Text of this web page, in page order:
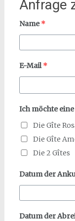
Anfrage
Name *
E-Mail *
Ich möchte
Die Gîte
Die Gîte
Die 2 Gîtes
Datum der
Datum der